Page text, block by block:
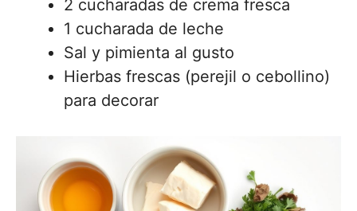
2 cucharadas de crema fresca
1 cucharada de leche
Sal y pimienta al gusto
Hierbas frescas (perejil o cebollino)
para decorar